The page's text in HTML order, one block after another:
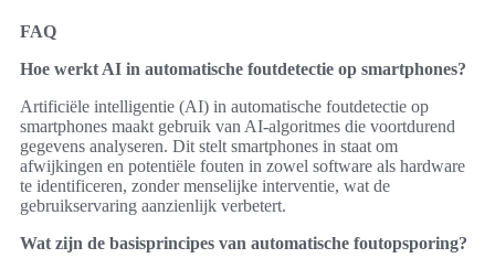
FAQ
Hoe werkt AI in automatische foutdetectie op smartphones?
Artificiële intelligentie (AI) in automatische foutdetectie op
smartphones maakt gebruik van AI-algoritmes die voortdurend
gegevens analyseren. Dit stelt smartphones in staat om
afwijkingen en potentiële fouten in zowel software als hardware
te identificeren, zonder menselijke interventie, wat de
gebruikservaring aanzienlijk verbetert.
Wat zijn de basisprincipes van automatische foutopsporing?